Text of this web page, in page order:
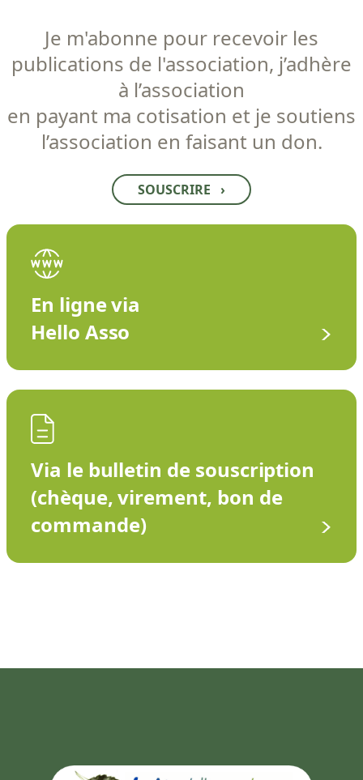
Je m'abonne pour recevoir les
publications de l'association, j’adhère
à l’association
en payant ma cotisation et je soutiens
l’association en faisant un don.
SOUSCRIRE ›
En ligne via
Hello Asso
Via le bulletin de souscription
(chèque, virement, bon de
commande)